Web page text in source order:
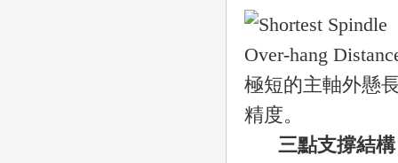
極短的主軸外懸
精度。
三點支撐結構